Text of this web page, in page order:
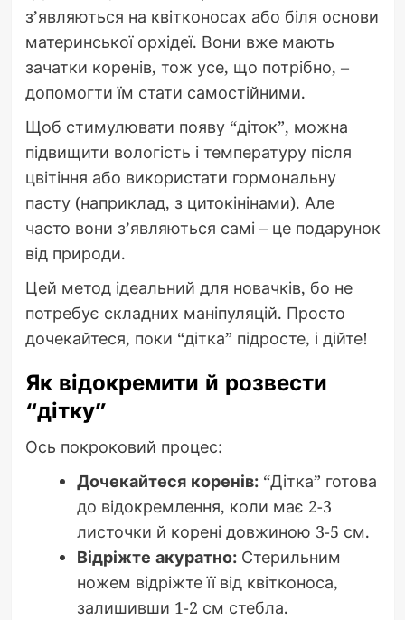
з’являються на квітконосах або біля основи
материнської орхідеї. Вони вже мають
зачатки коренів, тож усе, що потрібно, –
допомогти їм стати самостійними.
Щоб стимулювати появу “діток”, можна
підвищити вологість і температуру після
цвітіння або використати гормональну
пасту (наприклад, з цитокінінами). Але
часто вони з’являються самі – це подарунок
від природи.
Цей метод ідеальний для новачків, бо не
потребує складних маніпуляцій. Просто
дочекайтеся, поки “дітка” підросте, і дійте!
Як відокремити й розвести
“дітку”
Ось покроковий процес:
Дочекайтеся коренів:“Дітка” готова
до відокремлення, коли має 2-3
листочки й корені довжиною 3-5 см.
Відріжте акуратно:Стерильним
ножем відріжте її від квітконоса,
залишивши 1-2 см стебла.